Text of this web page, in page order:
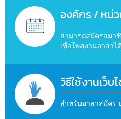
องค์กร / หน่
สามารถสมัครสมา
เพื่อโพสงานอาสาไ
วิธีใช้งานเว็บ
สำหรับอาสาสมัคร